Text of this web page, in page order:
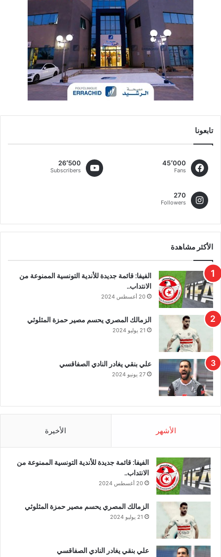
تابعونا
45٬000
Fans
26٬500
Subscribers
270
Followers
الأكثر مشاهدة
الفيفا: قائمة جديدة للأندية التونسية الممنوعة من
الانتداب..
20 أغسطس 2024
الزمالك المصري يحسم مصير حمزة المثلوثي
21 يوليو 2024
علي بنقي يغادر النادي الصفاقسي
27 يونيو 2024
الأشهر الأخيرة
الفيفا: قائمة جديدة للأندية التونسية الممنوعة من
الانتداب..
20 أغسطس 2024
الزمالك المصري يحسم مصير حمزة المثلوثي
21 يوليو 2024
علي بنقي يغادر النادي الصفاقسي